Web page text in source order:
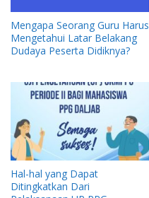
Mengapa Seorang Guru Harus
Mengetahui Latar Belakang
Dudaya Peserta Didiknya?
Hal-hal yang Dapat
Ditingkatkan Dari